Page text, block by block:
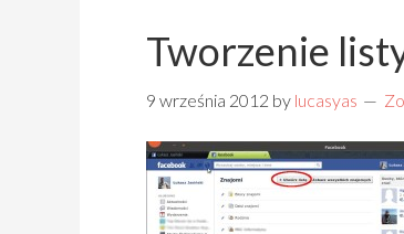
Tworzenie
9 września 2012 by lucasyas